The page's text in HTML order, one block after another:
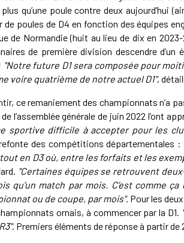
plus qu’une poule contre deux
de poules de D4 en fonction des équipes
de Normandie (huit au lieu de dix en
de première division descendre
"Notre future D1 sera composée pour
voire quatrième de notre actuel D1",
ce remaniement des championnats n’a
l’assemblée générale de juin 2022 l’ont
sportive difficile à accepter pour les
des compétitions départementales :
en D3 où, entre les forfaits et les
"Certaines équipes se retrouvent
qu’un match par mois. C’est comme
ou de coupe, par mois". Pour les
ornais, à commencer par la D1.
. Premiers éléments de réponse à partir de